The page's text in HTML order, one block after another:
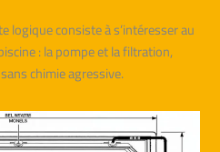
logique consiste à s’intéresser au
: la pompe et la filtration,
chimie agressive.